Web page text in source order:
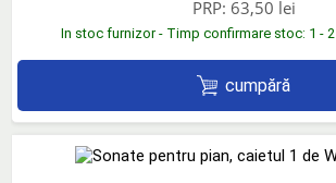
PRP: 63,50 lei
In stoc furnizor - Timp confirmare stoc: 1 -
cumpără